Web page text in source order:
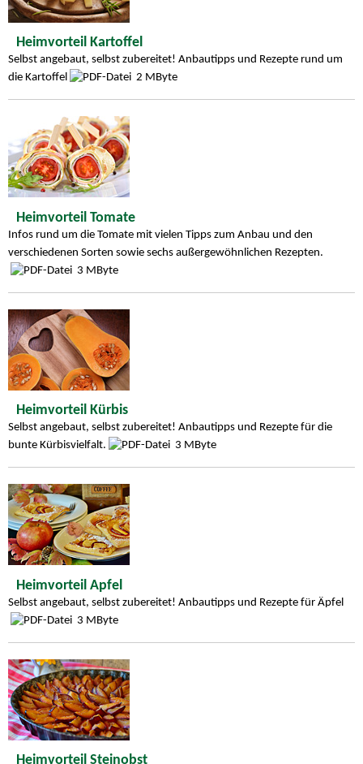
Heimvorteil Kartoffel
Selbst angebaut, selbst zubereitet! Anbautipps und Rezepte rund um
die Kartoffel
2 MByte
Heimvorteil Tomate
Infos rund um die Tomate mit vielen Tipps zum Anbau und den
verschiedenen Sorten sowie sechs außergewöhnlichen Rezepten.
3 MByte
Heimvorteil Kürbis
Selbst angebaut, selbst zubereitet! Anbautipps und Rezepte für die
bunte Kürbisvielfalt.
3 MByte
Heimvorteil Apfel
Selbst angebaut, selbst zubereitet! Anbautipps und Rezepte für Äpfel
3 MByte
Heimvorteil Steinobst